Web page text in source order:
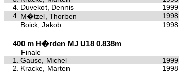
4. Duvekot, Dennis 1999
4. M�tzel, Thorben 1998
Boick, Jakob 1998
400 m H�rden MJ U18 0.838m
Finale
1.
Gause, Michel 1999
2. Kracke, Marten 1998